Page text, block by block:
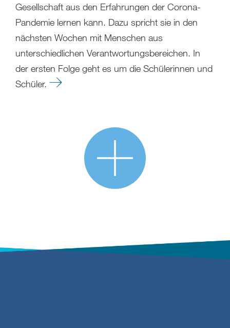
Gesellschaft aus den Erfahrungen der Corona-
Pandemie lernen kann. Dazu spricht sie in den
nächsten Wochen mit Menschen aus
unterschiedlichen Verantwortungsbereichen. In
der ersten Folge geht es um die Schülerinnen und
Schüler.